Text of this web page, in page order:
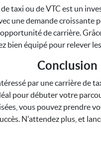
taxi ou de VTC est un
une demande croissante
de carrière.
bien équipé pour relever
Conclusion
par une carrière de
pour débuter votre
vous pouvez prendre
N'attendez plus, et